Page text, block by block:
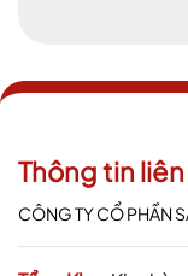
Thông tin
CÔNG TY CỔ PHẦN